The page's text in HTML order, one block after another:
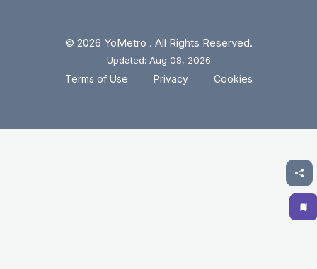
© 2026 YoMetro . All Rights Reserved.
Updated: Aug 08, 2026
Terms of Use Privacy Cookies